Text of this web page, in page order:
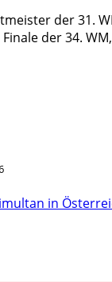
der 31.
der 34.
in